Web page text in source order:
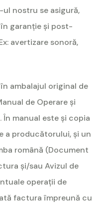
nostru se asigură,
garanție și post-
avertizare sonoră,
ambalajul original de
de Operare și
manual este și copia
a producătorului, și un
română (Document
și/sau Avizul de
operații de
factura împreună cu